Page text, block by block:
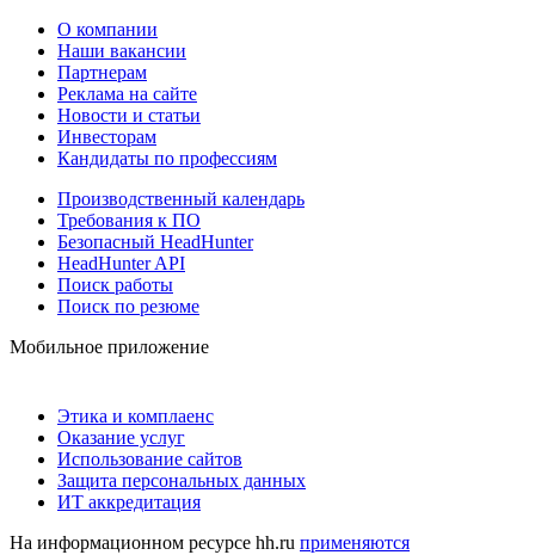
О компании
Наши вакансии
Партнерам
Реклама на сайте
Новости и статьи
Инвесторам
Кандидаты по профессиям
Производственный календарь
Требования к ПО
Безопасный HeadHunter
HeadHunter API
Поиск работы
Поиск по резюме
Мобильное приложение
Этика и комплаенс
Оказание услуг
Использование сайтов
Защита персональных данных
ИТ аккредитация
На информационном ресурсе hh.ru применяются